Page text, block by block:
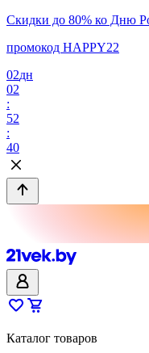
Скидки до 80% ко Дню
промокод HAPPY22
02дн
02
:
52
:
40
Каталог товаров